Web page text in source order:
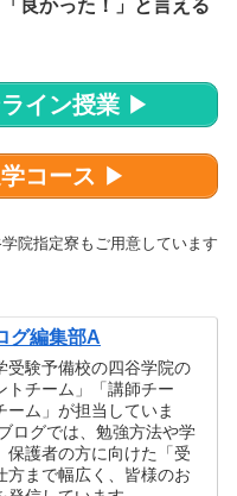
良かった！」と言える
イン授業 ▶
コース ▶
院指定寮もご用意しています
グ編集部A
受験予備校の四谷学院の
トチーム」「講師チー
ーム」が担当していま
ログでは、勉強方法や学
保護者の方に向けた「受
方まで幅広く、皆様のお